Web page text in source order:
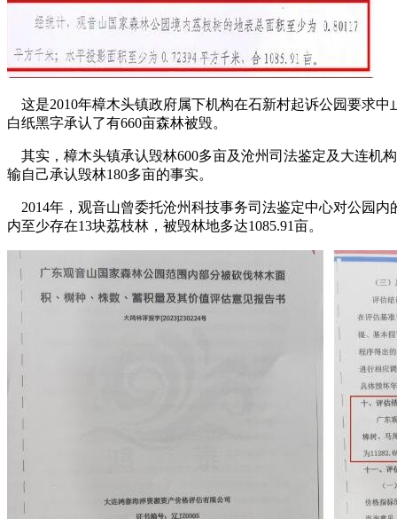
这是2010年樟木头镇政府属下机构在石新村起诉公园要求
白纸黑字承认了有660亩森林被毁。
其实，樟木头镇承认毁林600多亩及沧州司法鉴定及大连机
输自己承认毁林180多亩的事实。
2014年，观音山曾委托沧州科技事务司法鉴定中心对公园
内至少存在13块荔枝林，被毁林地多达1085.91亩。